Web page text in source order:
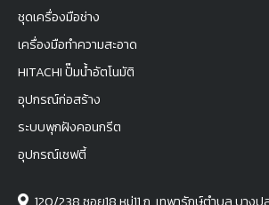
ชุดเครื่องมือช่าง
เครื่องมือทำความสะอาด
HITACHI ปั๊มน้ำอัตโนมัติ
อุปกรณ์ก่อสร้าง
ระบบพุกฝังคอนกรีต
อุปกรณ์เซฟตี้